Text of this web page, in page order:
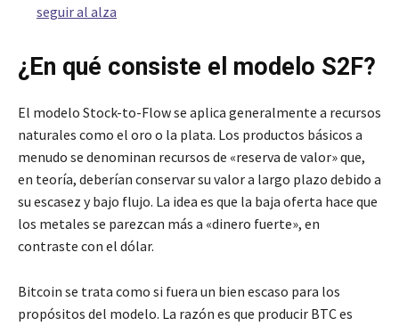
seguir al alza
¿En qué consiste el modelo S2F?
El modelo Stock-to-Flow se aplica generalmente a recursos
naturales como el oro o la plata. Los productos básicos a
menudo se denominan recursos de «reserva de valor» que,
en teoría, deberían conservar su valor a largo plazo debido a
su escasez y bajo flujo. La idea es que la baja oferta hace que
los metales se parezcan más a «dinero fuerte», en
contraste con el dólar.
Bitcoin se trata como si fuera un bien escaso para los
propósitos del modelo. La razón es que producir BTC es